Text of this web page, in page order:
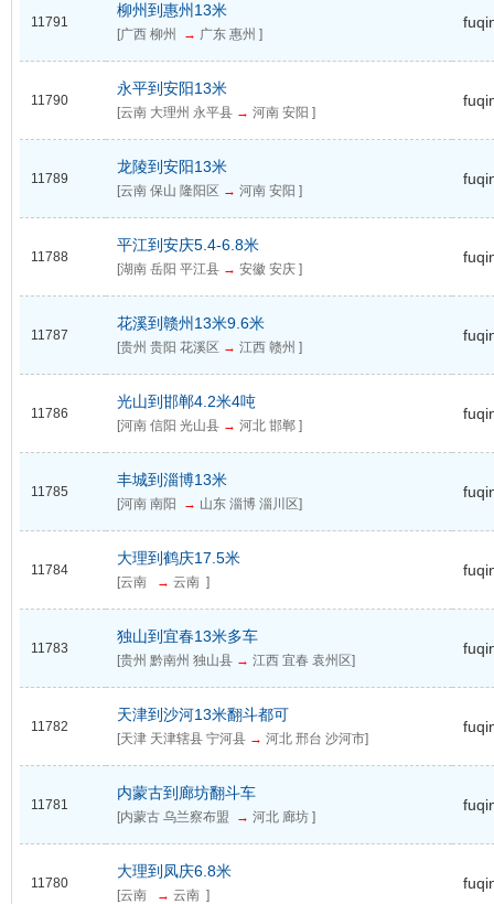
11791
柳州到惠州13米
[广西 柳州 → 广东 惠州 ]
11790
永平到安阳13米
[云南 大理州 永平县 → 河南 安阳 ]
11789
龙陵到安阳13米
[云南 保山 隆阳区 → 河南 安阳 ]
11788
平江到安庆5.4-6.8米
[湖南 岳阳 平江县 → 安徽 安庆 ]
11787
花溪到赣州13米9.6米
[贵州 贵阳 花溪区 → 江西 赣州 ]
11786
光山到邯郸4.2米4吨
[河南 信阳 光山县 → 河北 邯郸 ]
11785
丰城到淄博13米
[河南 南阳 → 山东 淄博 淄川区]
11784
大理到鹤庆17.5米
[云南 → 云南 ]
11783
独山到宜春13米多车
[贵州 黔南州 独山县 → 江西 宜春 袁州区]
11782
天津到沙河13米翻斗都可
[天津 天津辖县 宁河县 → 河北 邢台 沙河市]
11781
内蒙古到廊坊翻斗车
[内蒙古 乌兰察布盟 → 河北 廊坊 ]
11780
大理到凤庆6.8米
[云南 → 云南 ]